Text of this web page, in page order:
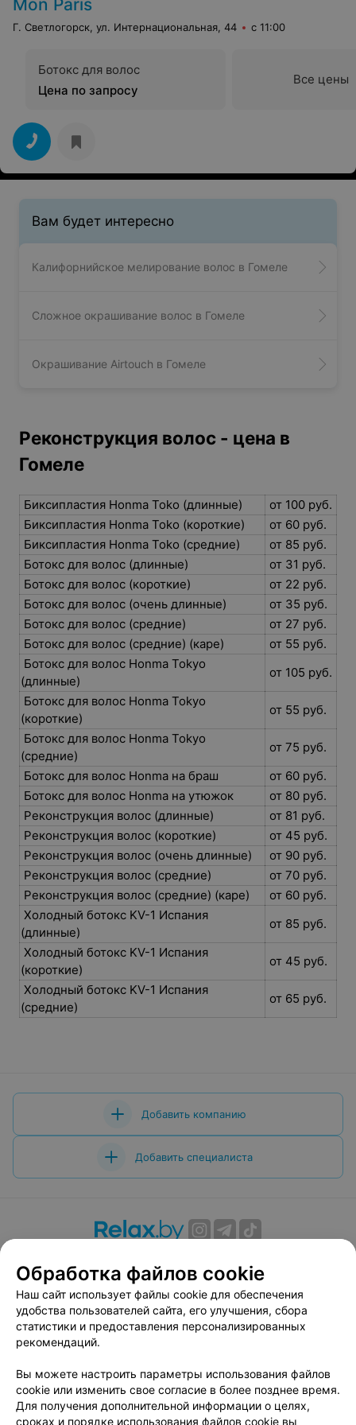
Mon Paris
Г. Светлогорск, ул. Интернациональная, 44 с 11:00
Ботокс для волос
Цена по запросу
Все цены
Вам будет интересно
Калифорнийское мелирование волос в Гомеле
Сложное окрашивание волос в Гомеле
Окрашивание Airtouch в Гомеле
Реконструкция волос - цена в
Гомеле
Биксипластия Honma Toko (длинные)
от 100 руб.
Биксипластия Honma Toko (короткие)
от 60 руб.
Биксипластия Honma Toko (средние)
от 85 руб.
Ботокс для волос (длинные)
от 31 руб.
Ботокс для волос (короткие)
от 22 руб.
Ботокс для волос (очень длинные)
от 35 руб.
Ботокс для волос (средние)
от 27 руб.
Ботокс для волос (средние) (каре)
от 55 руб.
Ботокс для волос Honma Tokyo
(длинные)
от 105 руб.
Ботокс для волос Honma Tokyo
(короткие)
от 55 руб.
Ботокс для волос Honma Tokyo
(средние)
от 75 руб.
Ботокс для волос Honma на браш
от 60 руб.
Ботокс для волос Honma на утюжок
от 80 руб.
Реконструкция волос (длинные)
от 81 руб.
Реконструкция волос (короткие)
от 45 руб.
Реконструкция волос (очень длинные)
от 90 руб.
Реконструкция волос (средние)
от 70 руб.
Реконструкция волос (средние) (каре)
от 60 руб.
Холодный ботокс KV-1 Испания
(длинные)
от 85 руб.
Холодный ботокс KV-1 Испания
(короткие)
от 45 руб.
Холодный ботокс KV-1 Испания
(средние)
от 65 руб.
Добавить компанию
Добавить специалиста
Вакансии
Публичный договор
Способы оплаты
Публичный договор по использованию сервиса
«Афиша»
Пользовательское соглашение
Связаться по вопросам сотрудничества
Написать руководителю relax.by
Обработка файлов cookie
Наш сайт использует файлы cookie для обеспечения
удобства пользователей сайта, его улучшения, сбора
статистики и предоставления персонализированных
рекомендаций.
Вы можете настроить параметры использования файлов
cookie или изменить свое согласие в более позднее время.
Для получения дополнительной информации о целях,
сроках и порядке использования файлов cookie вы